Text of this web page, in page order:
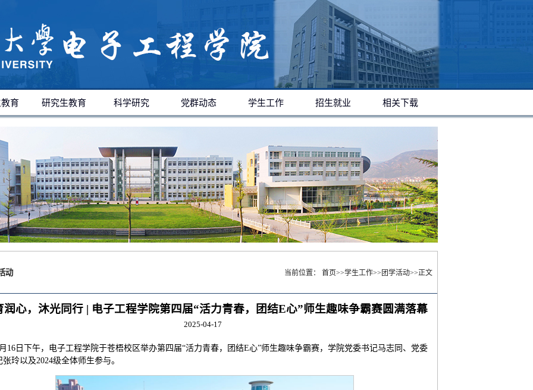
育 研究生教育 科学研究 党群动态 学生工作 招生就业 相关下载
动 当前位置： 首页>>学生工作>> 团学活动>>正文
润心，沐光同行 | 电子工程学院第四届“活力青春，团结E心”师生趣味争霸赛圆满落幕
2025-04-17
16日下午，电子工程学院于苍梧校区举办第四届“活力青春，团结E心”师生趣味争霸赛，学院党委书记马志同、党委
张玲以及2024级全体师生参与。